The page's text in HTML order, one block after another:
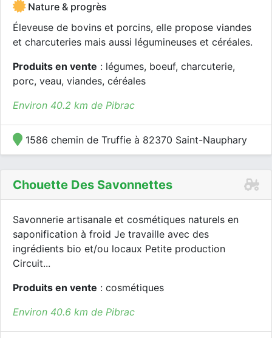
Nature & progrès
Éleveuse de bovins et porcins, elle propose viandes
et charcuteries mais aussi légumineuses et céréales.
Produits en vente : légumes, boeuf, charcuterie,
porc, veau, viandes, céréales
Environ 40.2 km de Pibrac
1586 chemin de Truffie à 82370 Saint-Nauphary
Chouette Des Savonnettes
Savonnerie artisanale et cosmétiques naturels en
saponification à froid Je travaille avec des
ingrédients bio et/ou locaux Petite production
Circuit...
Produits en vente : cosmétiques
Environ 40.6 km de Pibrac